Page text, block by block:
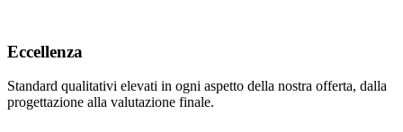
Eccellenza
Standard qualitativi elevati in ogni aspetto della nostra offerta, dalla
progettazione alla valutazione finale.